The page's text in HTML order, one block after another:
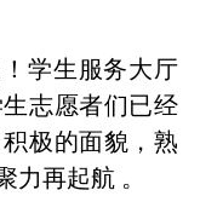
学生服务大厅
志愿者们已经
极的面貌，熟
力再起航 。